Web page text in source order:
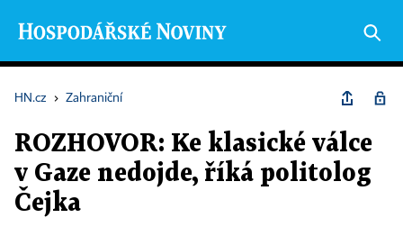
HN.cz › Zahraniční
ROZHOVOR: Ke klasické válce
v Gaze nedojde, říká politolog
Čejka